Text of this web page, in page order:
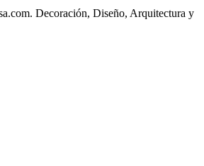
Decoración, Diseño, Arquitectura y